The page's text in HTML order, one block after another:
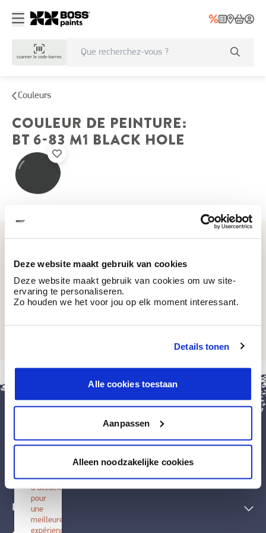
Deze website maakt gebruik van cookies
Deze website maakt gebruik van cookies om uw site-
ervaring te personaliseren.
Zo houden we het voor jou op elk moment interessant.
Details tonen
Alle cookies toestaan
Aanpassen
Alleen noodzakelijke cookies
scanner le code-barres
Couleurs
COULEUR DE PEINTURE:
BT 6-83 M1
BLACK HOLE
Techniques décoratives
Inspiration
BOSS
application
écran
d'accueil
pour
une
meilleure
expérience.
fermer